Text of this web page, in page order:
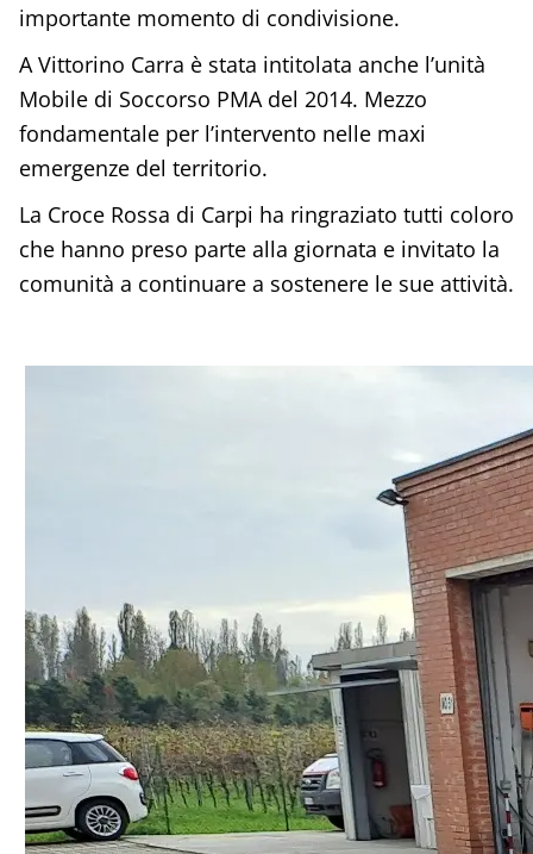
importante momento di condivisione.
A Vittorino Carra è stata intitolata anche l’unità
Mobile di Soccorso PMA del 2014. Mezzo
fondamentale per l’intervento nelle maxi
emergenze del territorio.
La Croce Rossa di Carpi ha ringraziato tutti coloro
che hanno preso parte alla giornata e invitato la
comunità a continuare a sostenere le sue attività.